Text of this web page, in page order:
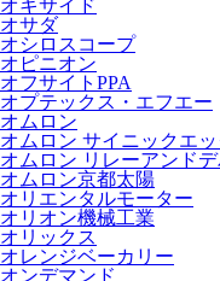
オキサイド
オサダ
オシロスコープ
オピニオン
オフサイトPPA
オプテックス・エフエー
オムロン
オムロン サイニックエッ
オムロン リレーアンド
オムロン京都太陽
オリエンタルモーター
オリオン機械工業
オリックス
オレンジベーカリー
オンデマンド